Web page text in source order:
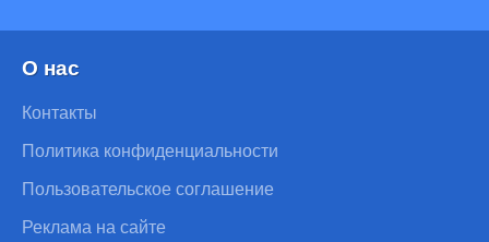
О нас
Контакты
Политика конфиденциальности
Пользовательское соглашение
Реклама на сайте